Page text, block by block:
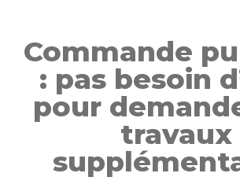
Commande
: pas besoin
pour
travaux